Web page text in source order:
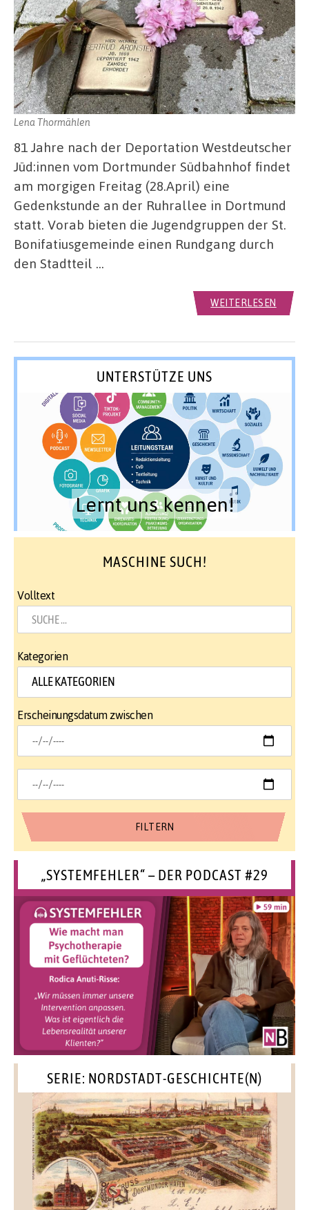
Lena Thormählen
81 Jahre nach der Deportation Westdeutscher
Jüd:innen vom Dortmunder Südbahnhof findet
am morgigen Freitag (28.April) eine
Gedenkstunde an der Ruhrallee in Dortmund
statt. Vorab bieten die Jugendgruppen der St.
Bonifatiusgemeinde einen Rundgang durch
den Stadtteil …
WEITERLESEN
UNTERSTÜTZE UNS
Lernt uns kennen!
MASCHINE SUCH!
Volltext
Kategorien
Erscheinungsdatum zwischen
„SYSTEMFEHLER“ – DER PODCAST #29
SERIE: NORDSTADT-GESCHICHTE(N)